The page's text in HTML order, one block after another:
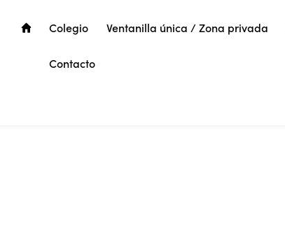
Colegio Ventanilla única / Zona privada
Contacto